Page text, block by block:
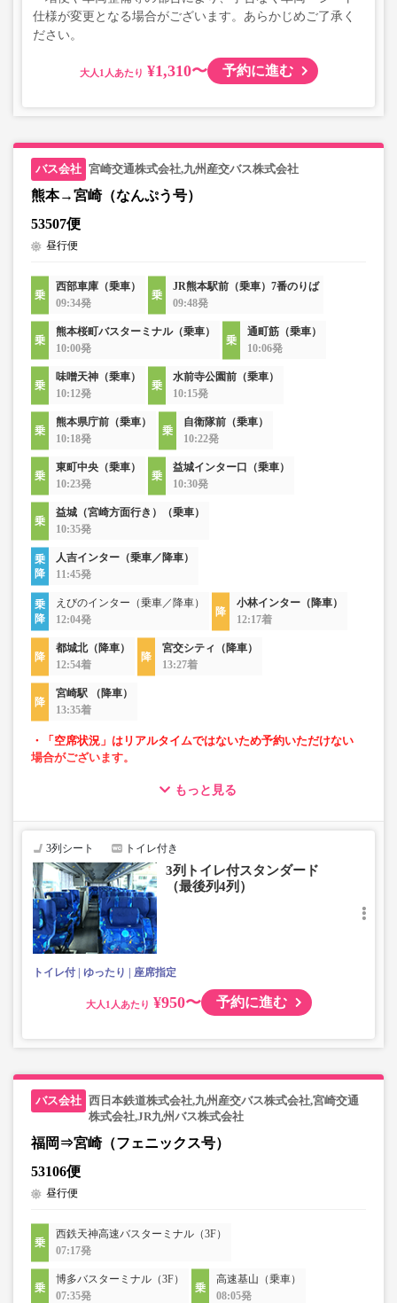
仕様が変更となる場合がございます。あらかじめご了承く
ださい。
大人 ¥1,310〜 予約に進む
宮崎交通株式会社,九州産交バス株式会社
熊本→宮崎（なんぷう号）
53507便
昼行便
西部車庫（乗車）
09:34発
JR熊本駅前（乗車）7番のりば
09:48発
熊本桜町バスターミナル（乗車）
10:00発
通町筋（乗車）
10:06発
味噌天神（乗車）
10:12発
水前寺公園前（乗車）
10:15発
熊本県庁前（乗車）
10:18発
自衛隊前（乗車）
10:22発
東町中央（乗車）
10:23発
益城インター口（乗車）
10:30発
益城（宮崎方面行き）（乗車）
10:35発
人吉インター（乗車／降車）
11:45発
えびのインター（乗車／降車）
12:04発
小林インター（降車）
12:17着
都城北（降車）
12:54着
宮交シティ（降車）
13:27着
宮崎駅 （降車）
13:35着
・「空席状況」はリアルタイムではないため予約いただけない
場合がございます。
・車内トイレ完備で長旅でも安心。※車両により異なりま
・3列シートでゆったり快適なバス旅を。（最後尾は4列）
・車内は常時換気し、清掃・除菌を徹底。
もっと見る
3列シート トイレ付き
3列トイレ付スタンダード
（最後列4列）
トイレ付 ゆったり 座席指定
大人 ¥950〜 予約に進む
西日本鉄道株式会社,九州産交バス株式会社,宮崎交通
株式会社,JR九州バス株式会社
福岡⇒宮崎（フェニックス号）
53106便
昼行便
西鉄天神高速バスターミナル（3F）
07:17発
博多バスターミナル（3F）
07:35発
高速基山（乗車）
08:05発